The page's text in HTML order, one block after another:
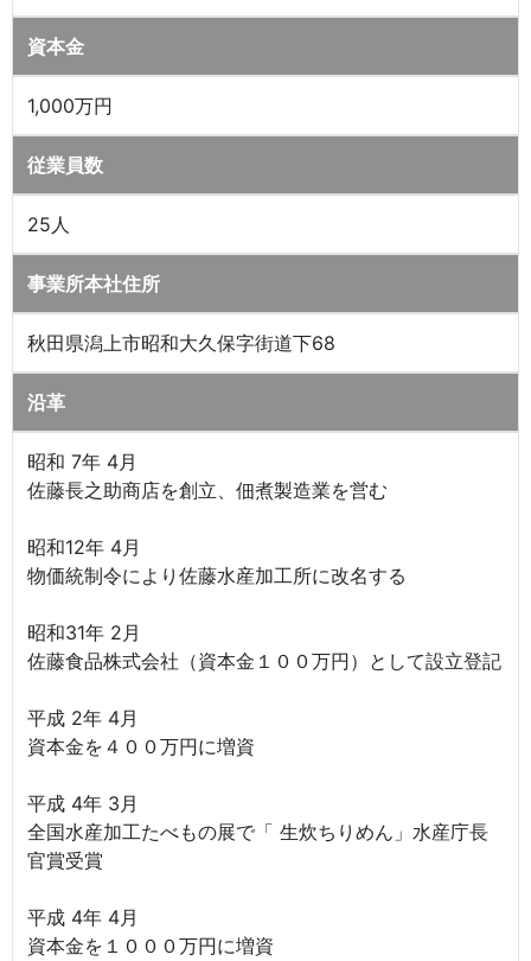
資本金
1,000万円
従業員数
25人
事業所本社住所
秋田県潟上市昭和大久保字街道下68
沿革
昭和 7年 4月
佐藤長之助商店を創立、佃煮製造業を営む
昭和12年 4月
物価統制令により佐藤水産加工所に改名する
昭和31年 2月
佐藤食品株式会社（資本金１００万円）として設立登記
平成 2年 4月
資本金を４００万円に増資
平成 4年 3月
全国水産加工たべもの展で「 生炊ちりめん」水産庁長
官賞受賞
平成 4年 4月
資本金を１０００万円に増資